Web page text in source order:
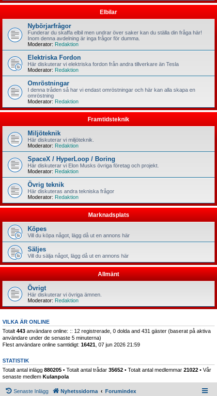
Elbilar
Nybörjarfrågor
Funderar du skaffa elbil men undrar över saker kan du ställa din fråga här!
Inom denna avdelning är inga frågor för dumma.
Moderator: Redaktion
Elektriska Fordon
Här diskuterar vi elektriska fordon från andra tillverkare än Tesla
Moderator: Redaktion
Omröstningar
I denna tråden så har vi endast omröstningar och här kan alla skapa en
omröstning
Moderator: Redaktion
Framtidsteknik
Miljöteknik
Här diskuterar vi miljöteknik.
Moderator: Redaktion
SpaceX / HyperLoop / Boring
Här diskuterar vi Elon Musks övriga företag och projekt.
Moderator: Redaktion
Övrig teknik
Här diskuteras andra tekniska frågor
Moderator: Redaktion
Marknadsplats
Köpes
Vill du köpa något, lägg då ut en annons här
Säljes
Vill du sälja något, lägg då ut en annons här
Allmänt
Övrigt
Här diskuterar vi övriga ämnen.
Moderator: Redaktion
VILKA ÄR ONLINE
Totalt 443 användare online: :: 12 registrerade, 0 dolda and 431 gäster (baserat på aktiva
användare under de senaste 5 minuterna)
Flest användare online samtidigt: 16421 , 07 jun 2026 21:59
STATISTIK
Totalt antal inlägg 880205 • Totalt antal trådar 35652 • Totalt antal medlemmar 21022 • Vår
senaste medlem Kulanpola
Senaste Inlägg Nyhetssidorna Forumindex